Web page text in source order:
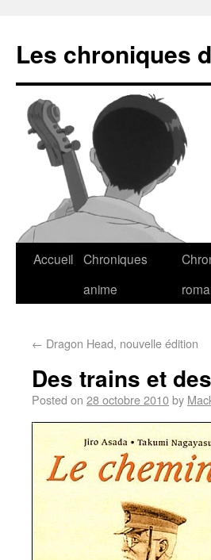
Les chroniques
Accueil Chroniques
anime
← Dragon Head, nouvelle édition
Des trains et
Posted on 28 octobre 2010by